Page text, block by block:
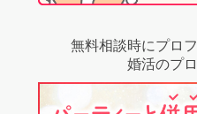
無料相談時にプロ
婚活のプ